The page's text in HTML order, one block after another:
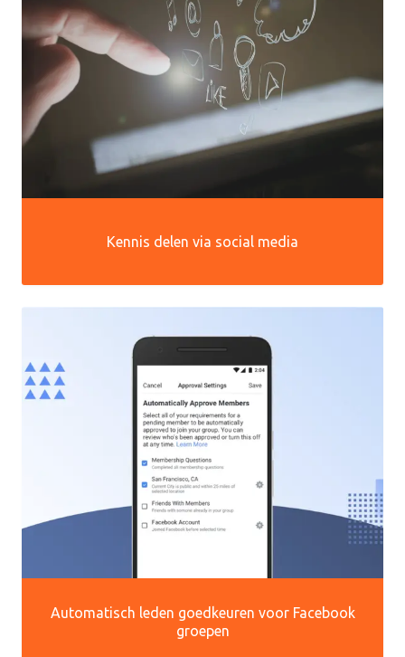
Kennis delen via social media
Automatisch leden goedkeuren voor Facebook
groepen